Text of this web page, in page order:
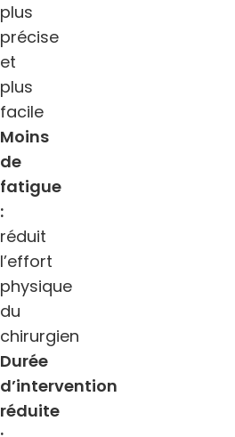
plus
précise
et
plus
facile
Moins
de
fatigue
:
réduit
l’effort
physique
du
chirurgien
Durée
d’intervention
réduite